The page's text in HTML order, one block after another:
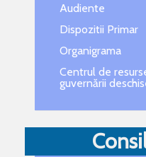
Audiente
Dispozitii Primar
Organigrama
Centrul de
guvernării